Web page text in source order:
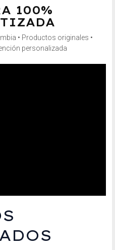
100%
• Productos originales •
personalizada